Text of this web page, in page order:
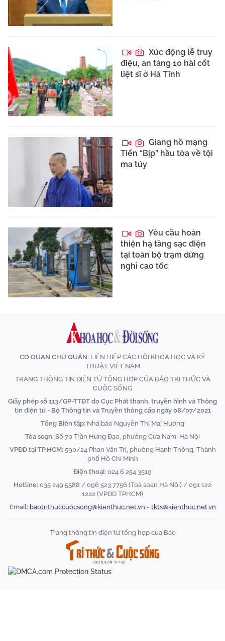
Xúc động lễ truy
điệu, an táng 10 hài cốt
liệt sĩ ở Hà Tĩnh
Giang hồ mạng
Tiến “Bịp” hầu tòa về tội
ma túy
Yêu cầu hoàn
thiện hạ tầng sạc điện
tại toàn bộ trạm dừng
nghỉ cao tốc
CƠ QUAN CHỦ QUẢN: LIÊN HIỆP CÁC HỘI KHOA HỌC VÀ KỸ
THUẬT VIỆT NAM
TRANG THÔNG TIN ĐIỆN TỬ TỔNG HỢP CỦA BÁO TRI THỨC VÀ
CUỘC SỐNG
Giấy phép số 113/GP-TTĐT do Cục Phát thanh, truyền hình và Thông
tin điện tử - Bộ Thông tin và Truyền thông cấp ngày 08/07/2021
Tổng Biên tập: Nhà báo Nguyễn Thị Mai Hương
Tòa soạn: Số 70 Trần Hưng Đạo, phường Cửa Nam, Hà Nội
VPĐD tại TP.HCM: 590/24 Phan Văn Trị, phường Hạnh Thông, Thành
phố Hồ Chí Minh
Điện thoại: 024 6 254 3519
Hotline: 035 249 5588 / 096 523 7756 (Toà soạn Hà Nội) / 091 122
1222 (VPĐD TPHCM)
Email: baotrithuccuocsong@kienthuc.net.vn - tkts@kienthuc.net.vn
Trang thông tin điện tử tổng hợp của Báo